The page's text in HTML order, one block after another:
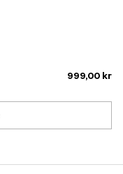
999,00 kr